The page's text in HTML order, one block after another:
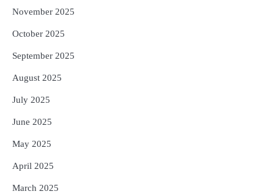
November 2025
October 2025
September 2025
August 2025
July 2025
June 2025
May 2025
April 2025
March 2025